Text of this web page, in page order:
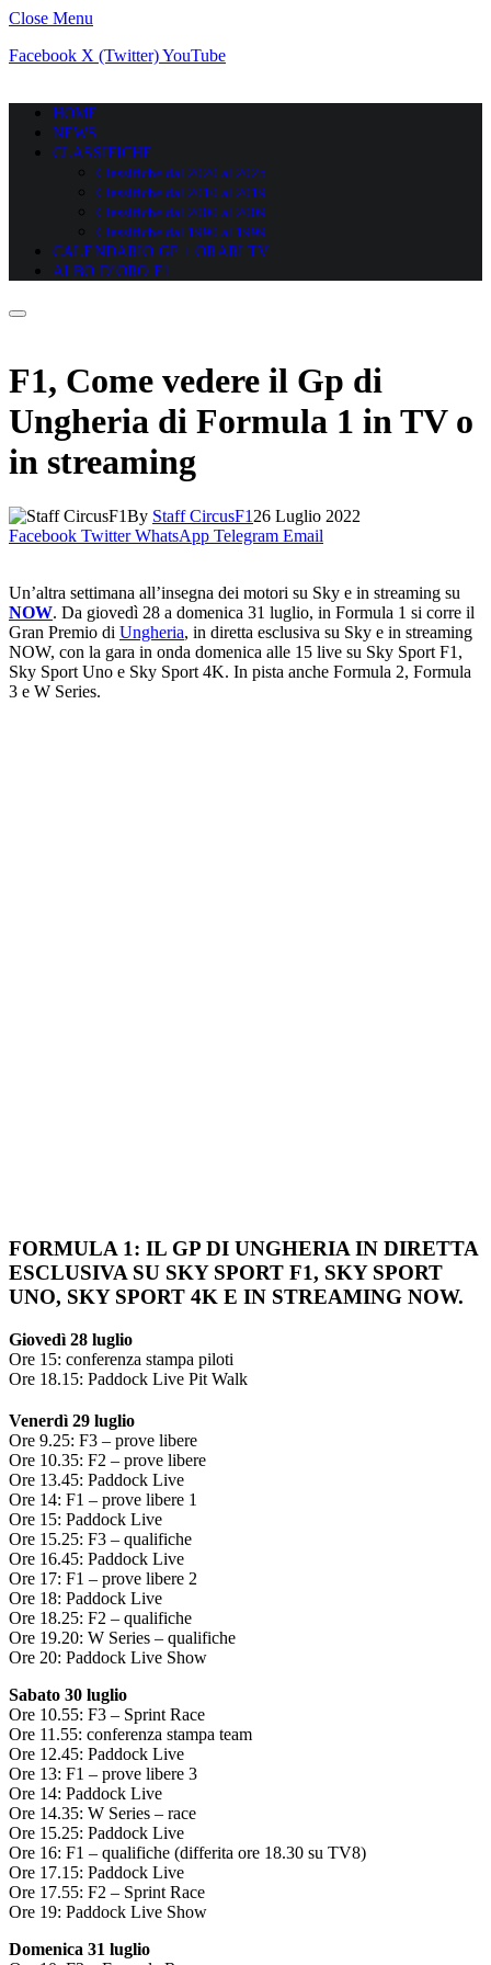
Close Menu
Facebook X (Twitter)YouTube
HOME
NEWS
CLASSIFICHE
Classifiche dal 2020 al 2025
Classifiche dal 2010 al 2019
Classifiche dal 2000 al 2009
Classifiche dal 1990 al 1999
CALENDARIO GP + ORARI TV
ALBO D’ORO F1
F1, Come vedere il Gp di
Ungheria di Formula 1 in TV o
in streaming
By Staff CircusF1 26 Luglio 2022
Facebook Twitter WhatsApp Telegram Email
Un’altra settimana all’insegna dei motori su Sky e in streaming su
NOW. Da giovedì 28 a domenica 31 luglio, in Formula 1 si corre il
Gran Premio di Ungheria, in diretta esclusiva su Sky e in streaming
NOW, con la gara in onda domenica alle 15 live su Sky Sport F1,
Sky Sport Uno e Sky Sport 4K. In pista anche Formula 2, Formula
3 e W Series.
FORMULA 1: IL GP DI UNGHERIA IN DIRETTA
ESCLUSIVA SU SKY SPORT F1, SKY SPORT
UNO, SKY SPORT 4K E IN STREAMING NOW.
Giovedì 28 luglio
Ore 15: conferenza stampa piloti
Ore 18.15: Paddock Live Pit Walk
Venerdì 29 luglio
Ore 9.25: F3 – prove libere
Ore 10.35: F2 – prove libere
Ore 13.45: Paddock Live
Ore 14: F1 – prove libere 1
Ore 15: Paddock Live
Ore 15.25: F3 – qualifiche
Ore 16.45: Paddock Live
Ore 17: F1 – prove libere 2
Ore 18: Paddock Live
Ore 18.25: F2 – qualifiche
Ore 19.20: W Series – qualifiche
Ore 20: Paddock Live Show
Sabato 30 luglio
Ore 10.55: F3 – Sprint Race
Ore 11.55: conferenza stampa team
Ore 12.45: Paddock Live
Ore 13: F1 – prove libere 3
Ore 14: Paddock Live
Ore 14.35: W Series – race
Ore 15.25: Paddock Live
Ore 16: F1 – qualifiche (differita ore 18.30 su TV8)
Ore 17.15: Paddock Live
Ore 17.55: F2 – Sprint Race
Ore 19: Paddock Live Show
Domenica 31 luglio